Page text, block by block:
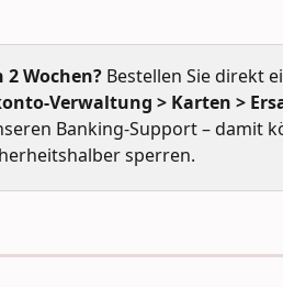
Wochen? Bestellen Sie direkt
Verwaltung > Karten >
Banking-Support – damit
sperren.